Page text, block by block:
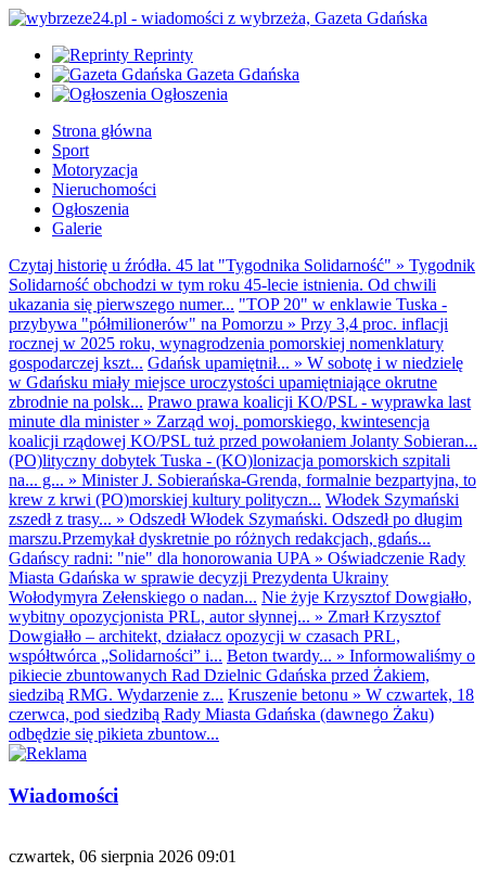
Reprinty
Gazeta Gdańska
Ogłoszenia
Strona główna
Sport
Motoryzacja
Nieruchomości
Ogłoszenia
Galerie
Czytaj historię u źródła. 45 lat "Tygodnika Solidarność" » Tygodnik
Solidarność obchodzi w tym roku 45-lecie istnienia. Od chwili
ukazania się pierwszego numer... "TOP 20" w enklawie Tuska -
przybywa "półmilionerów" na Pomorzu » Przy 3,4 proc. inflacji
rocznej w 2025 roku, wynagrodzenia pomorskiej nomenklatury
gospodarczej kszt... Gdańsk upamiętnił... » W sobotę i w niedzielę
w Gdańsku miały miejsce uroczystości upamiętniające okrutne
zbrodnie na polsk... Prawo prawa koalicji KO/PSL - wyprawka last
minute dla minister» Zarząd woj. pomorskiego, kwintesencja
koalicji rządowej KO/PSL tuż przed powołaniem Jolanty Sobieran...
(PO)lityczny dobytek Tuska - (KO)lonizacja pomorskich szpitali
na... g... » Minister J. Sobierańska-Grenda, formalnie bezpartyjna, to
krew z krwi (PO)morskiej kultury polityczn... Włodek Szymański
zszedł z trasy... » Odszedł Włodek Szymański. Odszedł po długim
marszu.Przemykał dyskretnie po różnych redakcjach, gdańs...
Gdańscy radni: "nie" dla honorowania UPA » Oświadczenie Rady
Miasta Gdańska w sprawie decyzji Prezydenta Ukrainy
Wołodymyra Zełenskiego o nadan... Nie żyje Krzysztof Dowgiałło,
wybitny opozycjonista PRL, autor słynnej... » Zmarł Krzysztof
Dowgiałło – architekt, działacz opozycji w czasach PRL,
współtwórca „Solidarności” i... Beton twardy... » Informowaliśmy o
pikiecie zbuntowanych Rad Dzielnic Gdańska przed Żakiem,
siedzibą RMG. Wydarzenie z... Kruszenie betonu » W czwartek, 18
czerwca, pod siedzibą Rady Miasta Gdańska (dawnego Żaku)
odbędzie się pikieta zbuntow...
Wiadomości
czwartek, 06 sierpnia 2026 09:01